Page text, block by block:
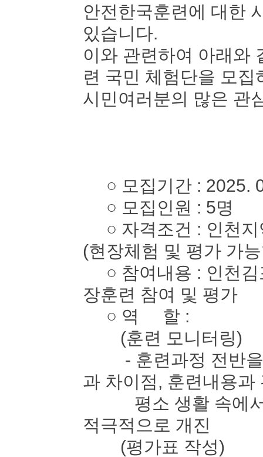
안전한국훈련에 대한
있습니다.
이와 관련하여 아래와
련 국민 체험단을 모집
시민여러분의 많은 관
○ 모집기간 : 2025.
○ 모집인원 : 5명
○ 자격조건 : 인천지
(현장체험 및 평가 가
○ 참여내용 : 인천김
장훈련 참여 및 평가
○ 역 할 :
(훈련 모니터링)
- 훈련과정 전반을
과 차이점, 훈련내용과
평소 생활 속에서
적극적으로 개진
(평가표 작성)